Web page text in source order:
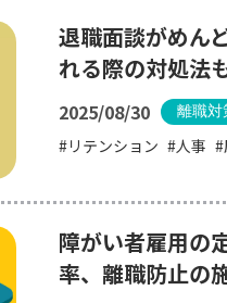
退職面談がめん
れる際の対処法
2025/08/30 離職対
リテンション 人事
障がい者雇用の
率、離職防止の